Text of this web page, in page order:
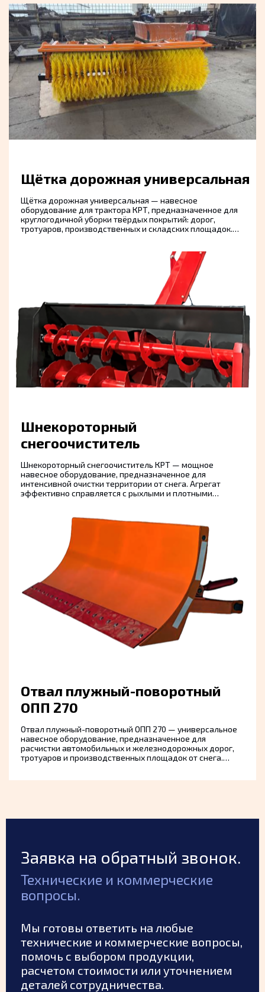
Щётка дорожная универсальная
Щётка дорожная универсальная — навесное
оборудование для трактора КРТ, предназначенное для
круглогодичной уборки твёрдых покрытий: дорог,
тротуаров, производственных и складских площадок.
Устанавливается на переднее или заднее навесное
устройство, работает от гидросистемы трактора.
Отличается простой установкой, прочной конструкцией
решение для коммунальных служб, промышленных
предприятий и дорожно-эксплуатационных
организаций.
Шнекороторный
снегоочиститель
Шнекороторный снегоочиститель КРТ — мощное
навесное оборудование, предназначенное для
интенсивной очистки территории от снега. Агрегат
эффективно справляется с рыхлыми и плотными
установки на тракторы КРТ с двух- или трёхточечной
навеской. Работает от гидросистемы трактора и
обеспечивает высокую производительность даже при
сильных снегопадах. Снегоочиститель КРТ — это
надёжный инструмент для коммунальных служб,
промышленных объектов и частных территорий,
нуждающихся в быстрой и глубокой очистке в зимний
период.
Отвал плужный-поворотный
ОПП 270
Отвал плужный-поворотный ОПП 270 — универсальное
навесное оборудование, предназначенное для
расчистки автомобильных и железнодорожных дорог,
тротуаров и производственных площадок от снега.
Заявка на обратный звонок.
Технические и коммерческие
вопросы.
Мы готовы ответить на любые
технические и коммерческие вопросы,
помочь с выбором продукции,
расчетом стоимости или уточнением
деталей сотрудничества.